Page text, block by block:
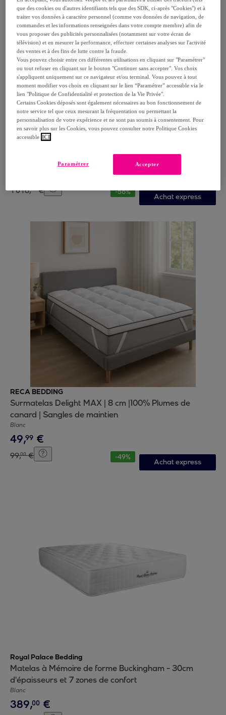
Bellecour
Matelas Copenhague, Soutien Ferme, 24 cm, Mémoire
1018,99 € -56%
Achat express
RECA BEDDING
Surmatelas Delight MAX | 8 cm |100% Plumes de
canard | Sangles de maintien
Blanc
49,99 €
99,00 € -49%
Achat express
Royal Palace Bedding
Matelas à Mémoire de forme Buckingham - 30cm
d'épaisseurs et 7 zones de confort
Blanc
389,00 €
que des cookies ou d'autres identifiants tels que des SDK, ci-après "Cookies") et à
traiter vos données à caractère personnel (comme vos données de navigation, de
commandes et les informations renseignées dans votre compte membre) afin de
vous proposer des publicités personnalisées (notamment sur votre écran de
télévision) et en mesurer la performance, effectuer certaines analyses sur l'activité
des ventes et à des fins de lutte contre la fraude.
Vous pouvez choisir entre ces différentes utilisations en cliquant sur "Paramétrer"
ou tout refuser en cliquant sur le bouton "Continuer sans accepter". Vos choix
s'appliquent uniquement sur ce navigateur et/ou terminal. Vous pouvez à tout
moment modifier vos choix en cliquant sur le lien “Paramétrer” accessible via le
lien "Politique de Confidentialité et protection de la Vie Privée".
Certains Cookies déposés sont également nécessaires au bon fonctionnement de
notre service tel que ceux mesurant la fréquentation ou permettant la
personnalisation de votre expérience et ne sont pas soumis à consentement. Pour
en savoir plus sur les Cookies, vous pouvez consulter notre Politique Cookies
accessible ICI
Accepter
Paramétrer